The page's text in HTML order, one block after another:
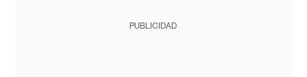
PUBLICIDAD